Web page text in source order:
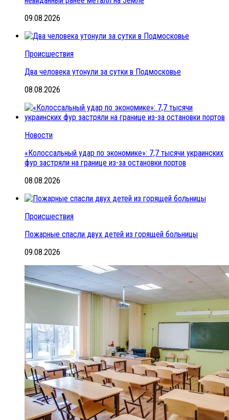
09.08.2026
Происшествия
Два человека утонули за сутки в Подмосковье
08.08.2026
Новости
«Колоссальный удар по экономике»: 7,7 тысячи украинских
фур застряли на границе из-за остановки портов
08.08.2026
Происшествия
Пожарные спасли двух детей из горящей больницы
09.08.2026